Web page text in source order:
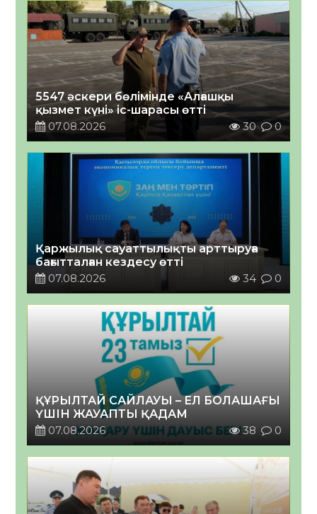
5547 әскери бөлімінде «Алғашқы
қызмет күні» іс-шарасы өтті
07.08.2026
30 0
Қаржылық сауаттылықты арттыруға
бағытталған кездесу өтті
07.08.2026
34 0
ҚҰРЫЛТАЙ САЙЛАУЫ – ЕЛ БОЛАШАҒЫ
ҮШІН ЖАУАПТЫ ҚАДАМ
07.08.2026
38 0